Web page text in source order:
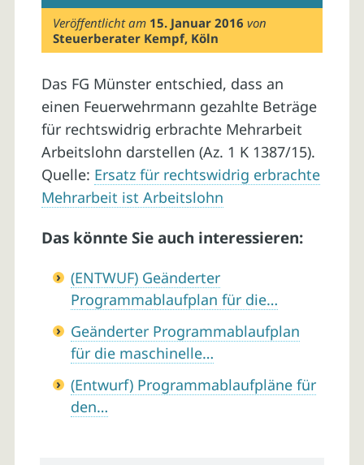
Veröffentlicht am 15. Januar 2016 von
Steuerberater Kempf, Köln
Das FG Münster entschied, dass an
einen Feuerwehrmann gezahlte Beträge
für rechtswidrig erbrachte Mehrarbeit
Arbeitslohn darstellen (Az. 1 K 1387/15).
Quelle: Ersatz für rechtswidrig erbrachte
Mehrarbeit ist Arbeitslohn
Das könnte Sie auch interessieren:
(ENTWUF) Geänderter
Programmablaufplan für die…
Geänderter Programmablaufplan
für die maschinelle…
(Entwurf) Programmablaufpläne für
den…